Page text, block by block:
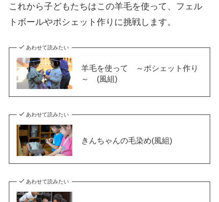
これから子どもたちはこの羊毛を使って、フェル
トボールやポシェット作りに挑戦します。
あわせて読みたい
羊毛を使って ～ポシェット作り
～ (風組)
あわせて読みたい
きんちゃんの毛染め(風組)
あわせて読みたい